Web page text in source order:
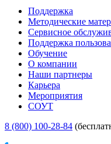
Поддержка
Методические
Сервисное
Поддержка
Обучение
О компании
Наши партнеры
Карьера
Мероприятия
СОУТ
8 (800) 100-28-84